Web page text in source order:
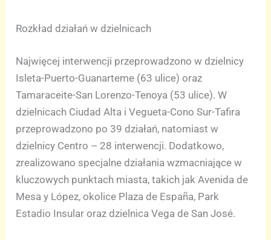
Rozkład działań w dzielnicach
Najwięcej interwencji przeprowadzono w dzielnicy
Isleta-Puerto-Guanarteme (63 ulice) oraz
Tamaraceite-San Lorenzo-Tenoya (53 ulice). W
dzielnicach Ciudad Alta i Vegueta-Cono Sur-Tafira
przeprowadzono po 39 działań, natomiast w
dzielnicy Centro – 28 interwencji. Dodatkowo,
zrealizowano specjalne działania wzmacniające w
kluczowych punktach miasta, takich jak Avenida de
Mesa y López, okolice Plaza de España, Park
Estadio Insular oraz dzielnica Vega de San José.